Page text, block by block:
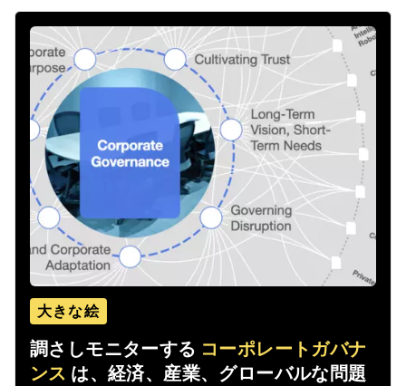
大きな絵
調さしモニターする コーポレートガバナ
ンス は、経済、産業、グローバルな問題